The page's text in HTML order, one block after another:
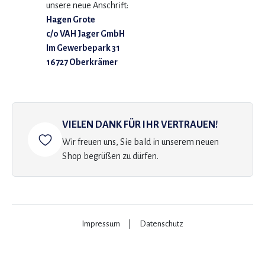
unsere neue Anschrift:
Hagen Grote
c/o VAH Jager GmbH
Im Gewerbepark 31
16727 Oberkrämer
VIELEN DANK FÜR IHR VERTRAUEN!
Wir freuen uns, Sie bald in unserem neuen
Shop begrüßen zu dürfen.
Impressum Datenschutz